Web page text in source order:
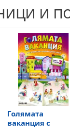
и
Голямата
ваканция с